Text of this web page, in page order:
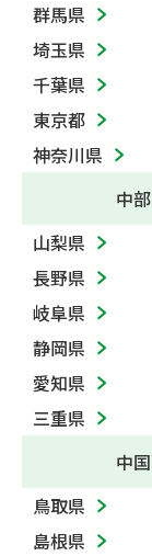
群馬県
埼玉県
千葉県
東京都
神奈川県
中部
山梨県
長野県
岐阜県
静岡県
愛知県
三重県
中国
鳥取県
島根県